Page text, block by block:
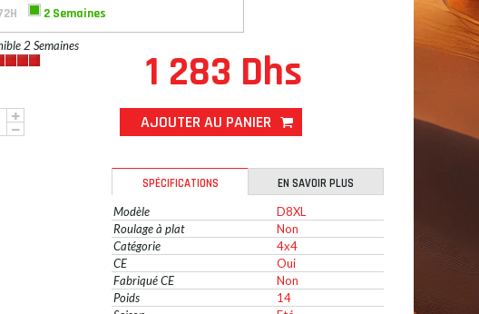
2 Semaines
2 Semaines
1 283 Dhs
AJOUTER AU PANIER
SPÉCIFICATIONS
EN SAVOIR PLUS
Modèle
D8XL
Roulage à plat
Non
Catégorie
4x4
CE
Oui
Fabriqué CE
Non
Poids
14